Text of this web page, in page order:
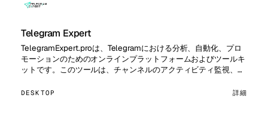
Telegram Expert
TelegramExpert.proは、Telegramにおける分析、自動化、プロ
モーションのためのオンラインプラットフォームおよびツールキ
ットです。このツールは、チャンネルのアクティビティ監視、オ
DESKTOP 詳細